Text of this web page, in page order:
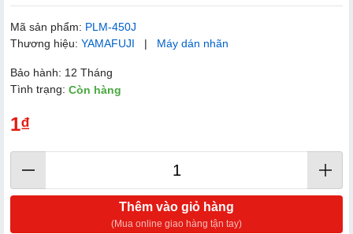
Mã sản phẩm: PLM-450J
Thương hiệu: YAMAFUJI | Máy dán nhãn
Bảo hành: 12 Tháng
Tình trạng: Còn hàng
1₫
Thêm vào giỏ hàng
(Mua online giao hàng tận tay)